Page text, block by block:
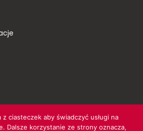
ciasteczek aby świadczyć usługi na
Dalsze korzystanie ze strony oznacza,